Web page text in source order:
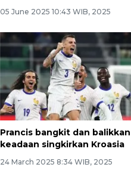
05 June 2025 10:43 WIB, 2025
Prancis bangkit dan balikkan
keadaan singkirkan Kroasia
24 March 2025 8:34 WIB, 2025